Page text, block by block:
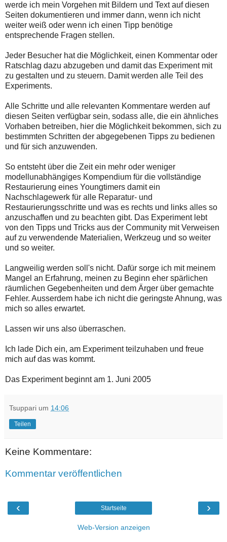
werde ich mein Vorgehen mit Bildern und Text auf diesen
Seiten dokumentieren und immer dann, wenn ich nicht
weiter weiß oder wenn ich einen Tipp benötige
entsprechende Fragen stellen.
Jeder Besucher hat die Möglichkeit, einen Kommentar oder
Ratschlag dazu abzugeben und damit das Experiment mit
zu gestalten und zu steuern. Damit werden alle Teil des
Experiments.
Alle Schritte und alle relevanten Kommentare werden auf
diesen Seiten verfügbar sein, sodass alle, die ein ähnliches
Vorhaben betreiben, hier die Möglichkeit bekommen, sich zu
bestimmten Schritten der abgegebenen Tipps zu bedienen
und für sich anzuwenden.
So entsteht über die Zeit ein mehr oder weniger
modellunabhängiges Kompendium für die vollständige
Restaurierung eines Youngtimers damit ein
Nachschlagewerk für alle Reparatur- und
Restaurierungsschritte und was es rechts und links alles so
anzuschaffen und zu beachten gibt. Das Experiment lebt
von den Tipps und Tricks aus der Community mit Verweisen
auf zu verwendende Materialien, Werkzeug und so weiter
und so weiter.
Langweilig werden soll's nicht. Dafür sorge ich mit meinem
Mangel an Erfahrung, meinen zu Beginn eher spärlichen
räumlichen Gegebenheiten und dem Ärger über gemachte
Fehler. Ausserdem habe ich nicht die geringste Ahnung, was
mich so alles erwartet.
Lassen wir uns also überraschen.
Ich lade Dich ein, am Experiment teilzuhaben und freue
mich auf das was kommt.
Das Experiment beginnt am 1. Juni 2005
Tsuppari um 14:06
Teilen
Keine Kommentare:
Kommentar veröffentlichen
‹ ›
Startseite
Web-Version anzeigen